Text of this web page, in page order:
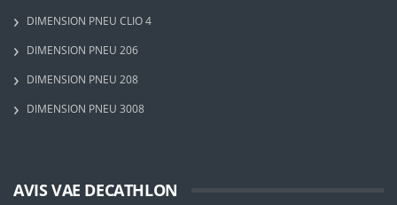
DIMENSION PNEU CLIO 4
DIMENSION PNEU 206
DIMENSION PNEU 208
DIMENSION PNEU 3008
AVIS VAE DECATHLON